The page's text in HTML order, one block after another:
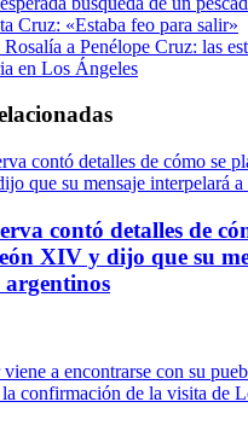
Cruz: «Estaba feo para salir»
a Penélope Cruz: las
en Los Ángeles
contó detalles de
XIV y dijo que su
argentinos